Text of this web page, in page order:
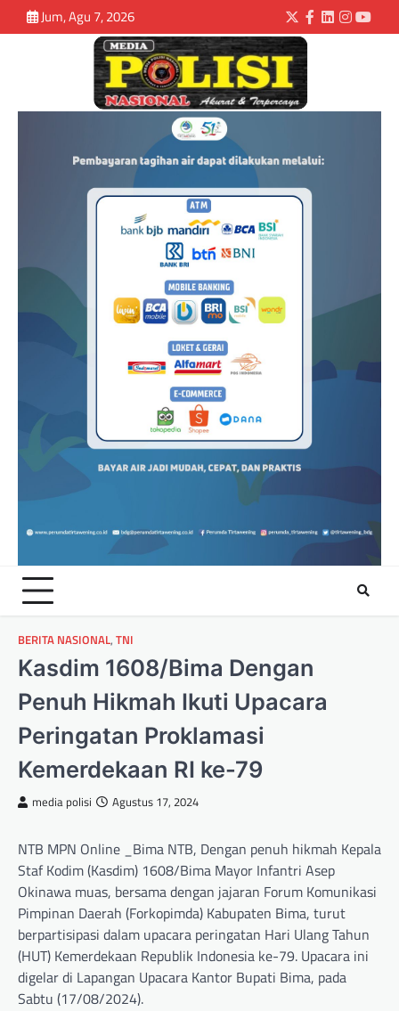
Jum, Agu 7, 2026
BERITA NASIONAL, TNI
Kasdim 1608/Bima Dengan
Penuh Hikmah Ikuti Upacara
Peringatan Proklamasi
Kemerdekaan RI ke-79
media polisi Agustus 17, 2024
NTB MPN Online _Bima NTB, Dengan penuh hikmah Kepala
Staf Kodim (Kasdim) 1608/Bima Mayor Infantri Asep
Okinawa muas, bersama dengan jajaran Forum Komunikasi
Pimpinan Daerah (Forkopimda) Kabupaten Bima, turut
berpartisipasi dalam upacara peringatan Hari Ulang Tahun
(HUT) Kemerdekaan Republik Indonesia ke-79. Upacara ini
digelar di Lapangan Upacara Kantor Bupati Bima, pada
Sabtu (17/08/2024).